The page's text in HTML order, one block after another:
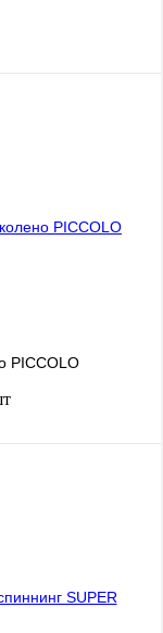
PICCOLO
наличии